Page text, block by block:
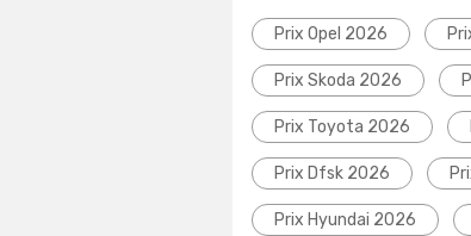
Prix Opel 2026
Prix Skoda 2026
Prix Toyota 2026
Prix Dfsk 2026
Prix Hyundai 2026